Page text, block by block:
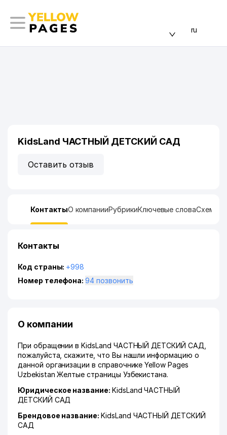
ru
KidsLand ЧАСТНЫЙ ДЕТСКИЙ САД
Оставить отзыв
КонтактыО компанииРубрикиКлючевые словаСхема
Контакты
Код страны: +998
Номер телефона:
94 позвонить
О компании
При обращении в KidsLand ЧАСТНЫЙ ДЕТСКИЙ САД,
пожалуйста, скажите, что Вы нашли информацию о
данной организации в справочнике Yellow Pages
Uzbekistan Желтые страницы Узбекистана.
Юридическое название: KidsLand ЧАСТНЫЙ
ДЕТСКИЙ САД
Брендовое название: KidsLand ЧАСТНЫЙ ДЕТСКИЙ
САД